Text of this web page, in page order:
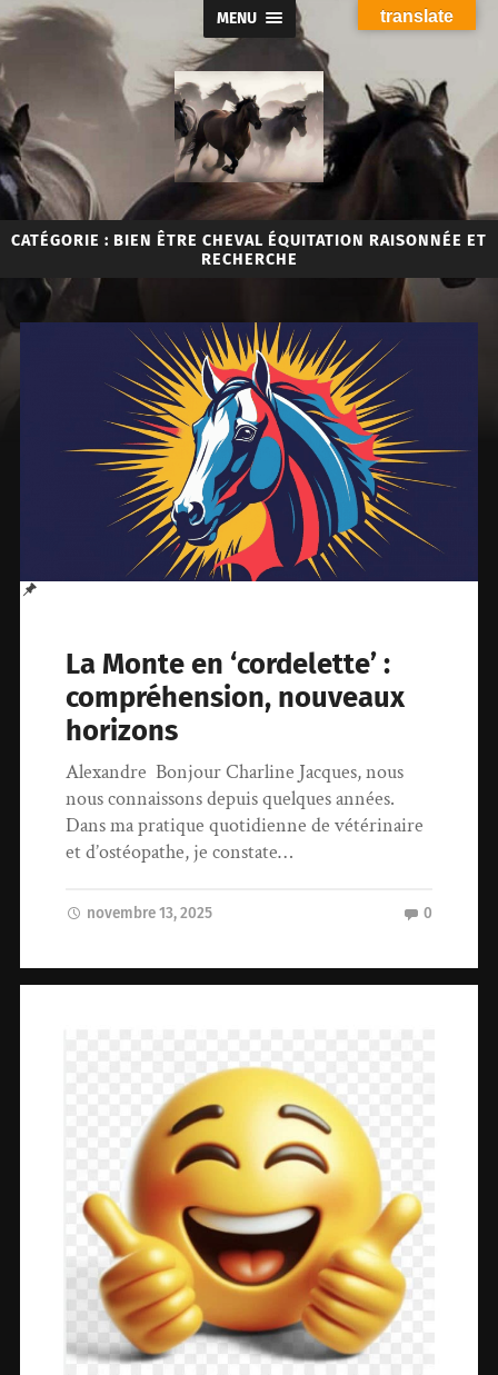
MENU
Orthopédie
Ostéopathies
Acupuncture
Chevaux
CATÉGORIE : BIEN ÊTRE CHEVAL ÉQUITATION RAISONNÉE ET
RECHERCHE
La Monte en ‘cordelette’ :
compréhension, nouveaux
horizons
Alexandre Bonjour Charline Jacques, nous
nous connaissons depuis quelques années.
Dans ma pratique quotidienne de vétérinaire
et d’ostéopathe, je constate…
novembre 13, 2025 0
translate